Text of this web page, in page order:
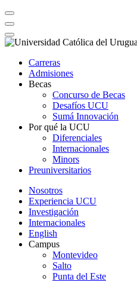
Carreras
Admisiones
Becas
Concurso de Becas
Desafíos UCU
Sumá Innovación
Por qué la UCU
Diferenciales
Internacionales
Minors
Preuniversitarios
Nosotros
Experiencia UCU
Investigación
Internacionales
English
Campus
Montevideo
Salto
Punta del Este